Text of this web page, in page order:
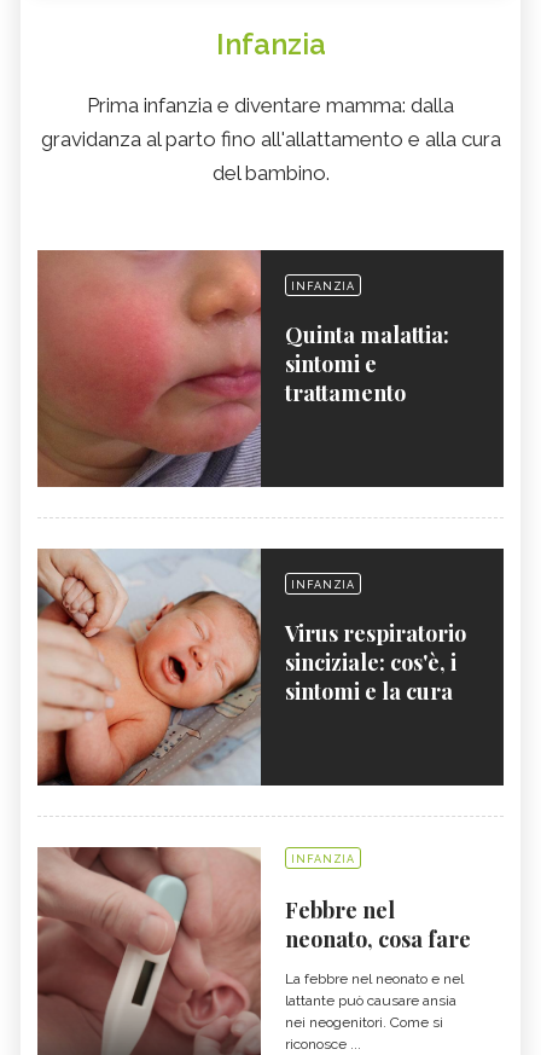
Infanzia
Prima infanzia e diventare mamma: dalla
gravidanza al parto fino all'allattamento e alla cura
del bambino.
INFANZIA
Quinta malattia:
sintomi e
trattamento
INFANZIA
Virus respiratorio
sinciziale: cos'è, i
sintomi e la cura
INFANZIA
Febbre nel
neonato, cosa fare
La febbre nel neonato e nel
lattante può causare ansia
nei neogenitori. Come si
riconosce ...